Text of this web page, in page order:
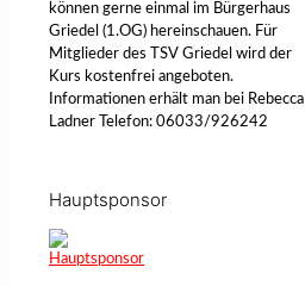
können gerne einmal im Bürgerhaus
Griedel (1.OG) hereinschauen. Für
Mitglieder des TSV Griedel wird der
Kurs kostenfrei angeboten.
Informationen erhält man bei Rebecca
Ladner Telefon: 06033/926242
Hauptsponsor